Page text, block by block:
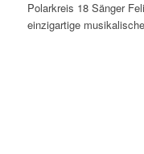
Polarkreis 18 Sänger
einzigartige